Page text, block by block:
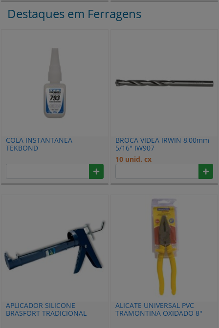
Destaques em Ferragens
COLA INSTANTANEA
TEKBOND
69957321708
BROCA VIDEA IRWIN 8,00mm
5/16" IW907
10 unid. cx
APLICADOR SILICONE
BRASFORT TRADICIONAL
ALICATE UNIVERSAL PVC
TRAMONTINA OXIDADO 8"